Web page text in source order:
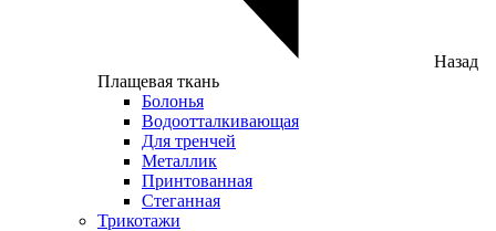
Назад
Плащевая ткань
Болонья
Водоотталкивающая
Для тренчей
Металлик
Принтованная
Стеганная
Трикотажи